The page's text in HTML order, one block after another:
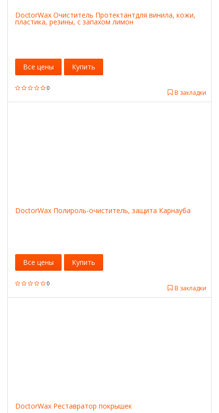
DoctorWax Очиститель Протектантдля винила, кожи,
пластика, резины, с запахом лимон
0
В закладки
Все цены Купить
DoctorWax Полироль-очиститель, защита Карнауба
0
В закладки
Все цены Купить
DoctorWax Реставратор покрышек